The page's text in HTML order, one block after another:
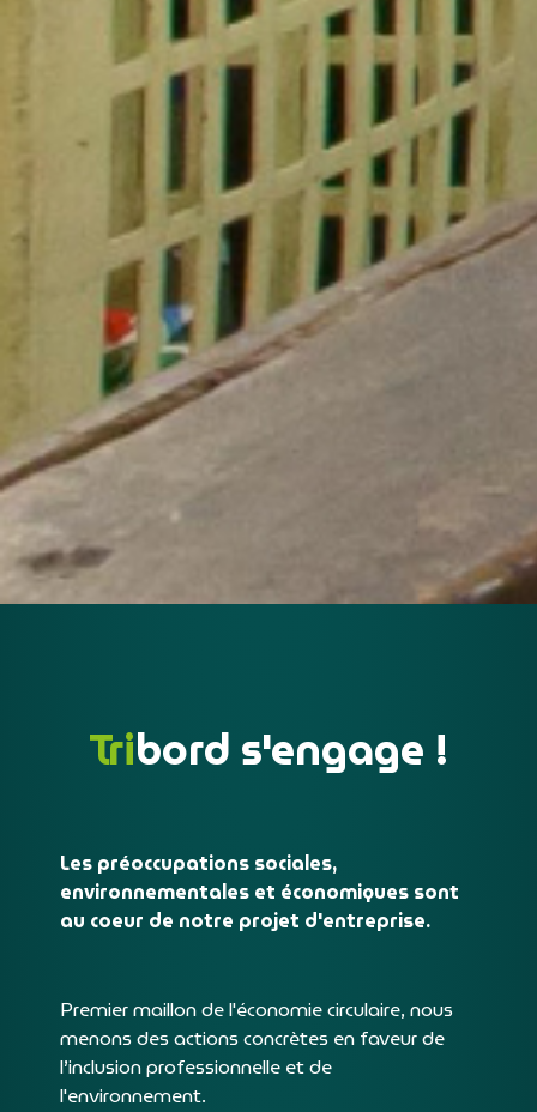
Tribord s'engage !
Les préoccupations sociales,
environnementales et économiques sont
au coeur de notre projet d'entreprise.
Premier maillon de l'économie circulaire, nous
menons des actions concrètes en faveur de
l’inclusion professionnelle et de
l'environnement.